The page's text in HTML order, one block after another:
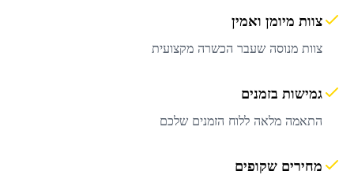
צוות מיומן ואמין
צוות מנוסה שעבר הכשרה מקצועית
גמישות בזמנים
התאמה מלאה ללוח הזמנים שלכם
מחירים שקופים